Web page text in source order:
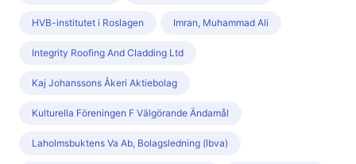
HVB-institutet i Roslagen Imran, Muhammad Ali
Integrity Roofing And Cladding Ltd
Kaj Johanssons Åkeri Aktiebolag
Kulturella Föreningen F Välgörande Ändamål
Laholmsbuktens Va Ab, Bolagsledning (lbva)